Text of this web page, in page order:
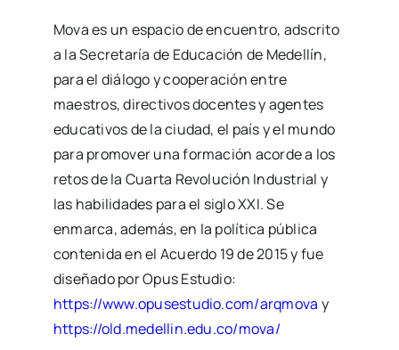
Mova es un espacio de encuentro, adscrito
a la Secretaría de Educación de Medellín,
para el diálogo y cooperación entre
maestros, directivos docentes y agentes
educativos de la ciudad, el país y el mundo
para promover una formación acorde a los
retos de la Cuarta Revolución Industrial y
las habilidades para el siglo XXI. Se
enmarca, además, en la política pública
contenida en el Acuerdo 19 de 2015 y fue
diseñado por Opus Estudio:
https://www.opusestudio.com/arqmova y
https://old.medellin.edu.co/mova/